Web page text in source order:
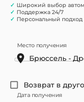
✓ Широкий выбор
✓ Поддержка 24/7
✓ Персональный
Место получения
Возврат в
Дата получения